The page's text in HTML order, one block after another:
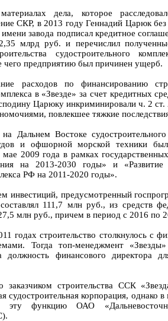
дела, которое
СКР, в 2013 году Геннадий Царюк
имени завода подписал кредитное
млрд руб. и перечислил
судостроительного
чего предприятию был причинен ущерб.
расходов по финансированию
в «Звезде» за счет кредитных
Царюку инкриминировали ч. 2
повлекшее тяжкие
Дальнем Востоке судостроительного
и офшорной морской техники
2009 года в рамках
на 2013-2030 годы» и «Развитие
РФ на 2011-2020 годы».
инвестиций, предусмотренный
111,7 млн руб., из средств
млн руб., причем в период с 2016 по
годах строительство столкнулось с
Тогда топ-менеджмент «Звезды»
финансового директора
строительства ССК
судостроительная корпорация, однако
эту функцию ОАО